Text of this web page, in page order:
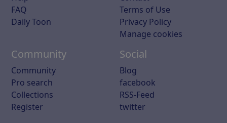
FAQ
Daily Toon
Terms of Use
Privacy Policy
Manage cookies
Community
Community
Pro search
Collections
Register
Social
Blog
facebook
RSS-Feed
twitter